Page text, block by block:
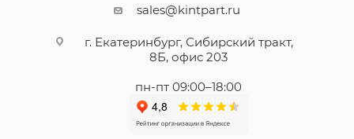
sales@kintpart.ru
г. Екатеринбург, Сибирский тракт,
8Б, офис 203
пн-пт 09:00–18:00